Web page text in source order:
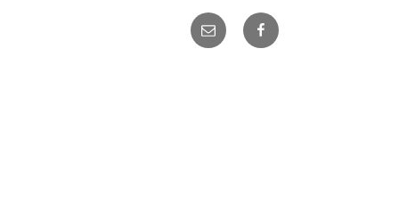
E-
Mail
Facebook